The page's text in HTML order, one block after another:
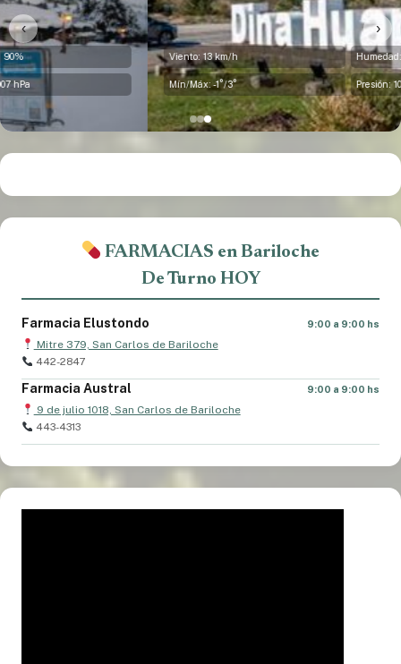
Viento: 13 km/h Humedad: 81%
Mín/Máx: -1°/3° Presión: 1008 hPa
‹ ›
FARMACIAS en Bariloche
De Turno HOY
Farmacia Elustondo 9:00 a 9:00 hs
Mitre 379, San Carlos de Bariloche
442-2847
Farmacia Austral 9:00 a 9:00 hs
9 de julio 1018, San Carlos de Bariloche
443-4313